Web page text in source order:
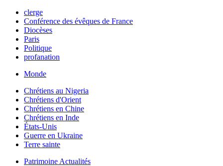
clerge
Conférence des évêques de France
Diocèses
Paris
Politique
profanation
Monde
Chrétiens au Nigeria
Chrétiens d'Orient
Chrétiens en Chine
Chrétiens en Inde
États-Unis
Guerre en Ukraine
Terre sainte
Patrimoine Actualités